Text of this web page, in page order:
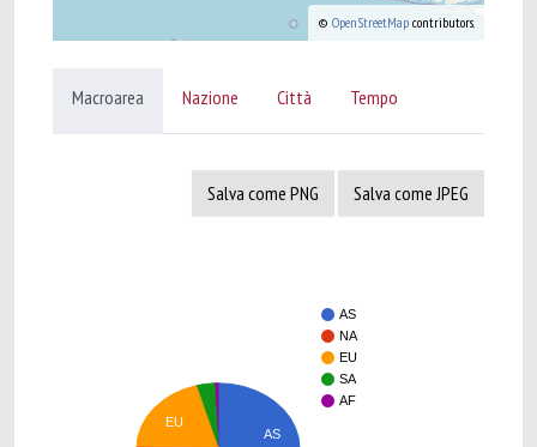
© OpenStreetMap contributors.
Macroarea Nazione Città Tempo
Salva come PNG Salva come JPEG
AS
NA
EU
SA
AF
AS
EU